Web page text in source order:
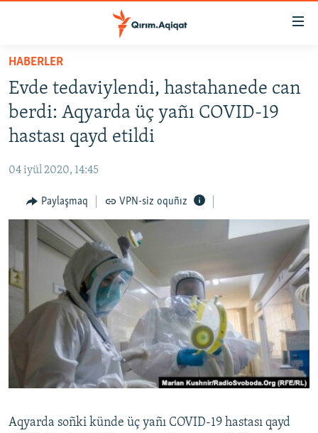
Esas
qaytmaq
Baş
navigatsiyağa
qaytmaq
Qıdıruvğa
qaytmaq
HABERLER
SİYASET
İQTİSADİYAT
MEDENİYET
İNSAN AQLARI
VİDEO
SÜRET
BLOGLAR
FİKİR
Русский
Українською
HABERLER
Evde tedaviylendi, hastahanede can
berdi: Aqyarda üç yañı COVID-19
hastası qayd etildi
04 iyül 2020, 14:45
Paylaşmaq VPN-siz oquñız
Aqyarda soñki künde üç yañı COVID-19 hastası qayd